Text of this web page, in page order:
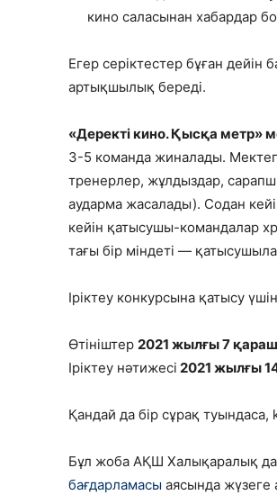
кино саласынан хабардар
Егер серіктестер бұған
артықшылық береді.
«Деректі кино. Қысқа метр»
3-5 команда жиналады.
тренерлер, жұлдыздар,
аударма жасалады). Содан
кейін қатысушы-командалар
тағы бір міндеті —
Іріктеу конкурсына қатысу үшін
Өтініштер 2021 жылғы 7
Іріктеу нәтижесі 2021 жылғы
Қандай да бір сұрақ
Бұл жоба АҚШ Халықаралық
бағдарламасы аясында жүзеге